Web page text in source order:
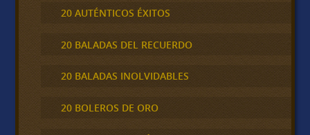
20 AUTÉNTICOS ÉXITOS
20 BALADAS DEL RECUERDO
20 BALADAS INOLVIDABLES
20 BOLEROS DE ORO